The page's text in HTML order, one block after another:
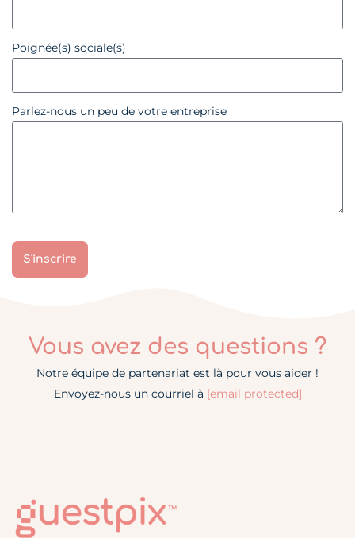
Poignée(s) sociale(s)
Parlez-nous un peu de votre entreprise
S'inscrire
Vous avez des questions ?
Notre équipe de partenariat est là pour vous aider !
Envoyez-nous un courriel à [email protected]